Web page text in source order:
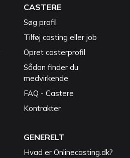
CASTERE
Søg profil
Tilføj casting eller job
Opret casterprofil
Sådan finder du
medvirkende
FAQ - Castere
Kontrakter
GENERELT
Hvad er Onlinecasting.dk?